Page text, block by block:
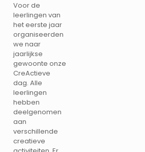
Voor de
leerlingen van
het eerste jaar
organiseerden
we naar
jaarlijkse
gewoonte onze
CreActieve
dag. Alle
leerlingen
hebben
deelgenomen
aan
verschillende
creatieve